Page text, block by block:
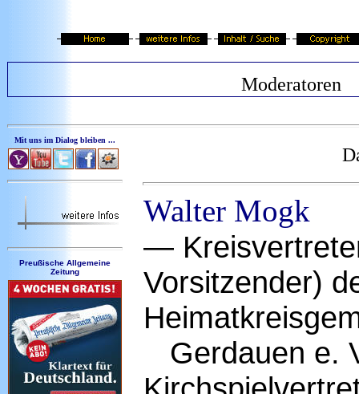
Moderatoren
Mit uns im Dialog bleiben ...
Preußische Allgemeine
Zeitung
Walter Mogk
—
Vorsitzender)
Gerdauen e.